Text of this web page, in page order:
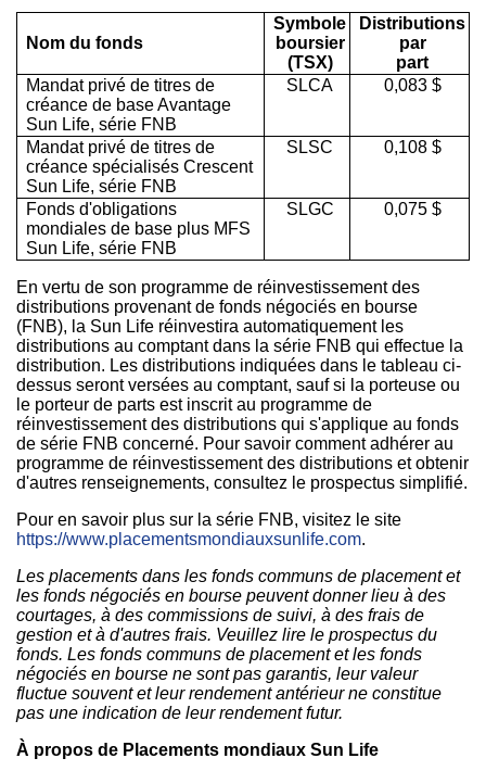
Nom du fonds
Symbole
boursier
(TSX)
Distributions
par
part
Mandat privé de titres de
créance de base Avantage
Sun Life, série FNB
SLCA 0,083 $
Mandat privé de titres de
créance spécialisés Crescent
Sun Life, série FNB
SLSC 0,108 $
Fonds d'obligations
mondiales de base plus MFS
Sun Life, série FNB
SLGC 0,075 $
En vertu de son programme de réinvestissement des
distributions provenant de fonds négociés en bourse
(FNB), la Sun Life réinvestira automatiquement les
distributions au comptant dans la série FNB qui effectue la
distribution. Les distributions indiquées dans le tableau ci-
dessus seront versées au comptant, sauf si la porteuse ou
le porteur de parts est inscrit au programme de
réinvestissement des distributions qui s'applique au fonds
de série FNB concerné. Pour savoir comment adhérer au
programme de réinvestissement des distributions et obtenir
d'autres renseignements, consultez le prospectus simplifié.
Pour en savoir plus sur la série FNB, visitez le site
https://www.placementsmondiauxsunlife.com.
Les placements dans les fonds communs de placement et
les fonds négociés en bourse peuvent donner lieu à des
courtages, à des commissions de suivi, à des frais de
gestion et à d'autres frais. Veuillez lire le prospectus du
fonds. Les fonds communs de placement et les fonds
négociés en bourse ne sont pas garantis, leur valeur
fluctue souvent et leur rendement antérieur ne constitue
pas une indication de leur rendement futur.
À propos de Placements mondiaux Sun Life